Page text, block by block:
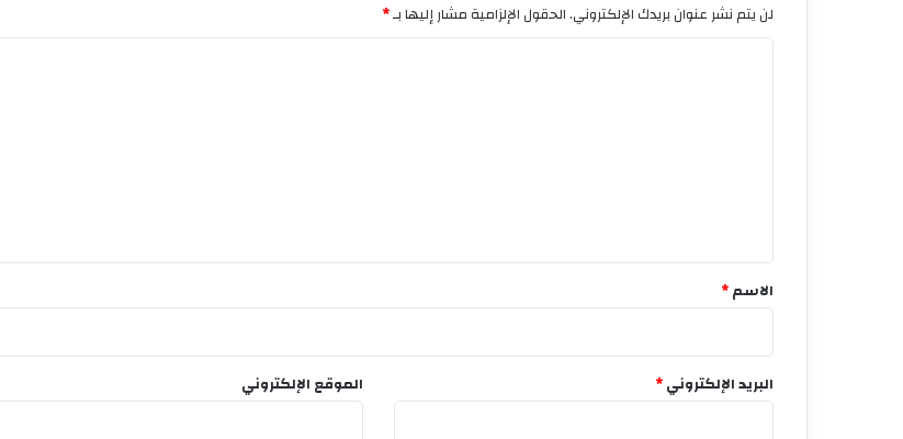
لن يتم نشر عنوان بريدك الإلكتروني.الحقول الإلزامية مشار إليها بـ*
*
الاسم*
البريد الإلكتروني* الموقع الإلكتروني